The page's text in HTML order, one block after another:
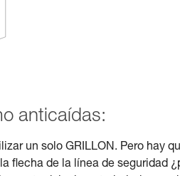
anticaídas:
un solo GRILLON. Pero hay
flecha de la línea de seguridad